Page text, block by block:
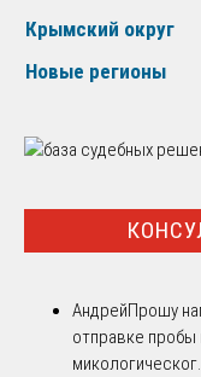
Крымский округ
Новые регионы
АндрейПрошу
отправке